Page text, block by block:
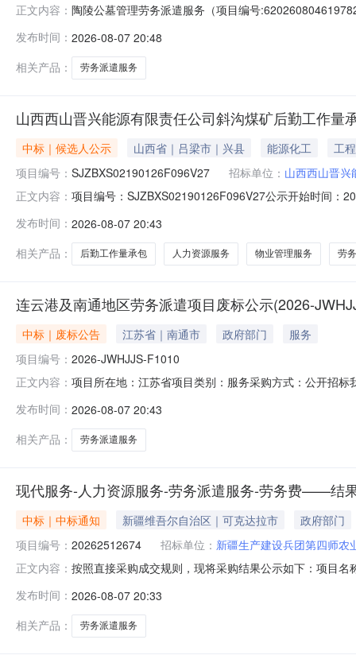
正文内容： 陶陵公墓管理劳务派遣服务（项目编号
2026-08-0718:00二、采购单位信息采购单位名称：景德
发布时间： 2026-08-07 20:48
相关产品：
劳务派遣服务
山西西山晋兴能源有限责任公司斜沟煤矿后勤工作量
中标｜候选人公示 山西省｜吕梁市｜兴县 能源化工
工程
项目编号： SJZBXS02190126F096V27 招标单位： 山西西山晋兴
正文内容： 项目编号：SJZBXS02190126F096V27公示开始时间：
院公共区域、职工澡堂卫生清扫保洁，招待所（6号楼、
道疏通
发布时间： 2026-08-07 20:43
相关产品：
后勤工作量承包 人力资源服务 物业管理服务 劳
连云港及南通地区劳务派遣项目废标公示(2026-
中标｜废标公告 江苏省｜南通市 政府部门
服务
项目编号： 2026-JWHJJS-F1010
正文内容： 项目所在地：江苏省项目类别：服务采购方式：公开招
应商仅有一家，项目废标供应商对评审结果如有异议，
采购单位联系方式联
发布时间： 2026-08-07 20:43
相关产品：
劳务派遣服务
现代服务-人力资源服务-劳务派遣服务-劳务费——结
中标｜中标通知 新疆维吾尔自治区｜可克达拉市
政府部门
项目编号： 20262512674 招标单位： 新疆生产建设兵团第四师农
正文内容： 按照直接采购成交规则，现将采购结果公示如下：项目
优惠率现成交新疆汉荣人才服务有限公司伊宁市第一分
发布时间： 2026-08-07 20:33
相关产品：
劳务派遣服务